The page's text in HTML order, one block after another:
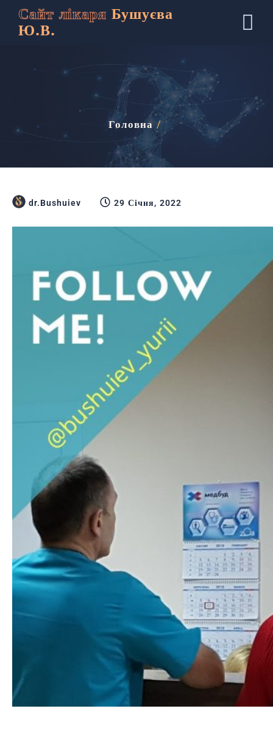
Сайт лікаря Бушуєва
Ю.В.
Головна /
dr.Bushuiev 29 Січня, 2022